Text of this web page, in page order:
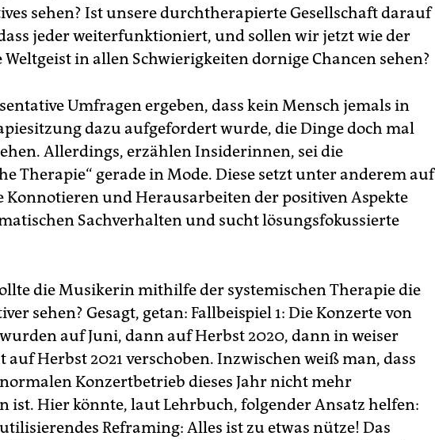
sehen? Ist unsere durchtherapierte Gesellschaft darauf
jeder weiterfunktioniert, und sollen wir jetzt wie der
in allen Schwierigkeiten dornige Chancen sehen?
Umfragen ergeben, dass kein Mensch jemals in
dazu aufgefordert wurde, die Dinge doch mal
Allerdings, erzählen Insiderinnen, sei die
Therapie“ gerade in Mode. Diese setzt unter anderem auf
Konnotieren und Herausarbeiten der positiven Aspekte
Sachverhalten und sucht lösungsfokussierte
die Musikerin mithilfe der systemischen Therapie die
sehen? Gesagt, getan: Fallbeispiel 1: Die Konzerte von
auf Juni, dann auf Herbst 2020, dann in weiser
auf Herbst 2021 verschoben. Inzwischen weiß man, dass
Konzertbetrieb dieses Jahr nicht mehr
ist. Hier könnte, laut Lehrbuch, folgender Ansatz helfen:
Reframing: Alles ist zu etwas nütze! Das